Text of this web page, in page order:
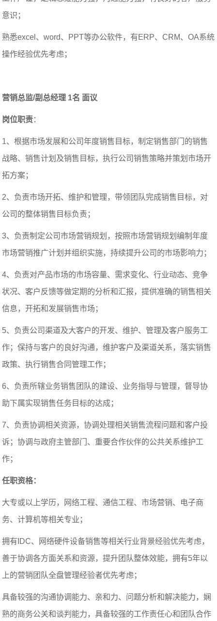
意识；
熟悉excel、word、PPT等办公软件，有ERP、CRM、OA系统
操作经验优先考虑；
营销总监/副总经理 1名 面议
岗位职责：
1、根据市场发展和公司年度销售目标，制定销售部门的销售
战略、销售计划及销售目标，执行公司销售策略并策划市场开
拓方案；
2、负责市场开拓、维护和管理，带领团队完成销售目标，对
公司的整体销售目标负责；
3、负责制定公司市场营销规划，按照市场营销规划编制年度
市场营销推广计划并组织实施，持续提升公司的市场影响力；
4、负责对产品市场的市场容量、需求变化、行业动态、竞争
状况、客户反馈等做定期的分析和汇报，提供准确的销售相关
信息，开拓和发展销售市场；
5、负责公司渠道及大客户的开发、维护、管理及客户服务工
作；保持与客户的良好沟通，维护客户及渠道关系，落实销售
政策、执行销售合同管理工作；
6、负责所辖业务销售团队的建设、业务指导与管理，督导协
助下属实现销售任务目标的达成；
7、负责协调相关资源，协调处理相关销售流程问题和客户投
诉；协调与政府主管部门、重要合作伙伴的公共关系维护工
作；
任职资格：
大专或以上学历，网络工程、通信工程、市场营销、电子商
务、计算机等相关专业；
拥有IDC、网络硬件设备销售等相关行业背景经验优先考虑，
善于协调各方面关系和资源，提升团队整体效能，拥有5年以
上的营销团队全盘管理经验者优先考虑；
具备较强的沟通协调能力、亲和力、问题分析和解决能力，娴
熟的商务公关和谈判能力，具备较强的工作责任心和团队合作